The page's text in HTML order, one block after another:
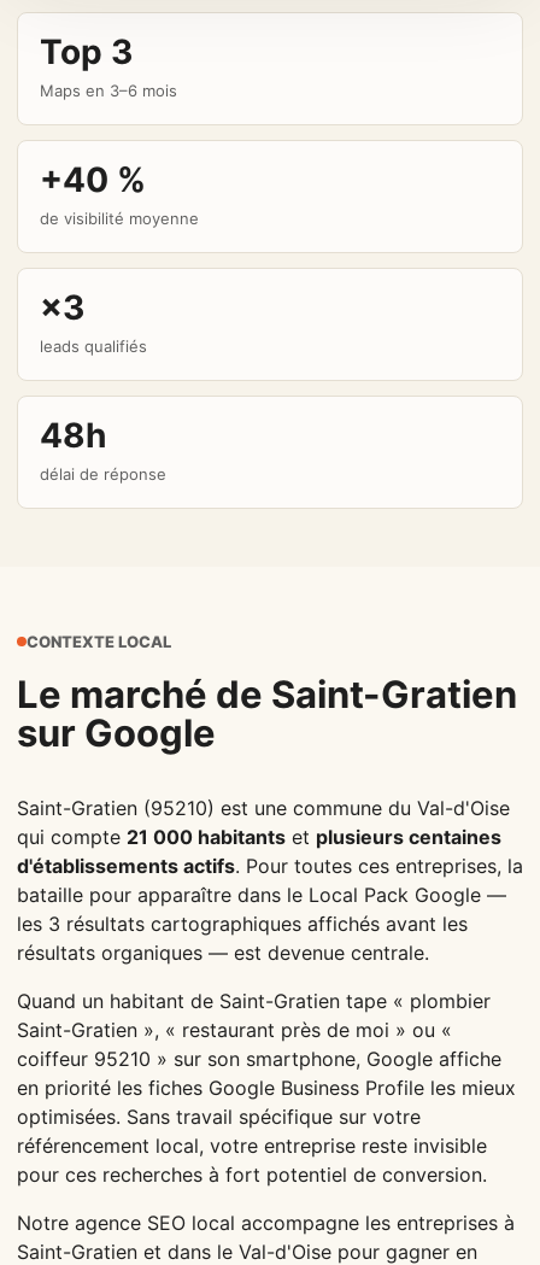
Top 3
Maps en 3–6 mois
+40 %
de visibilité moyenne
×3
leads qualifiés
48h
délai de réponse
CONTEXTE LOCAL
Le marché de Saint-Gratien
sur Google
Saint-Gratien (95210) est une commune du Val-d'Oise
qui compte 21 000 habitants et plusieurs centaines
d'établissements actifs. Pour toutes ces entreprises, la
bataille pour apparaître dans le Local Pack Google —
les 3 résultats cartographiques affichés avant les
résultats organiques — est devenue centrale.
Quand un habitant de Saint-Gratien tape « plombier
Saint-Gratien », « restaurant près de moi » ou «
coiffeur 95210 » sur son smartphone, Google affiche
en priorité les fiches Google Business Profile les mieux
optimisées. Sans travail spécifique sur votre
référencement local, votre entreprise reste invisible
pour ces recherches à fort potentiel de conversion.
Notre agence SEO local accompagne les entreprises à
Saint-Gratien et dans le Val-d'Oise pour gagner en